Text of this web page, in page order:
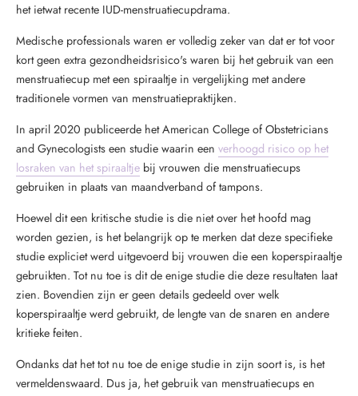
het ietwat recente IUD-menstruatiecupdrama.
Medische professionals waren er volledig zeker van dat er tot voor
kort geen extra gezondheidsrisico's waren bij het gebruik van een
menstruatiecup met een spiraaltje in vergelijking met andere
traditionele vormen van menstruatiepraktijken.
In april 2020 publiceerde het American College of Obstetricians
and Gynecologists een studie waarin een verhoogd risico op het
losraken van het spiraaltje bij vrouwen die menstruatiecups
gebruiken in plaats van maandverband of tampons.
Hoewel dit een kritische studie is die niet over het hoofd mag
worden gezien, is het belangrijk op te merken dat deze specifieke
studie expliciet werd uitgevoerd bij vrouwen die een koperspiraaltje
gebruikten. Tot nu toe is dit de enige studie die deze resultaten laat
zien. Bovendien zijn er geen details gedeeld over welk
koperspiraaltje werd gebruikt, de lengte van de snaren en andere
kritieke feiten.
Ondanks dat het tot nu toe de enige studie in zijn soort is, is het
vermeldenswaard. Dus ja, het gebruik van menstruatiecups en